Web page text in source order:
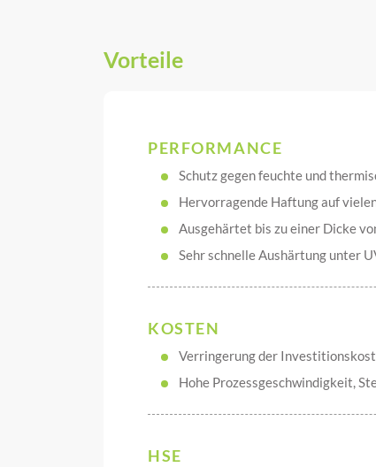
Vorteile
PERFORMANCE
Schutz gegen feuchte und
Hervorragende Haftung auf
Ausgehärtet bis zu einer Dicke
Sehr schnelle Aushärtung unter
KOSTEN
Verringerung der
Hohe Prozessgeschwindigkeit,
HSE